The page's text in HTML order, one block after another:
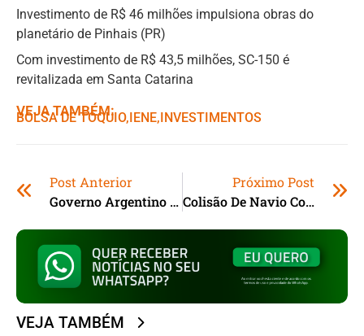
Investimento de R$ 46 milhões impulsiona obras do
planetário de Pinhais (PR)
Com investimento de R$ 43,5 milhões, SC-150 é
revitalizada em Santa Catarina
VEJA TAMBÉM:
BOLSA DE TÓQUIO,ㅤIENE,ㅤINVESTIMENTOS
Post Anterior
Governo Argentino Fecha Instituto Nacional Contra A Discriminação
Próximo Post
Colisão De Navio Com Ponte Deixa 5 Mortos Na China
VEJA TAMBÉM